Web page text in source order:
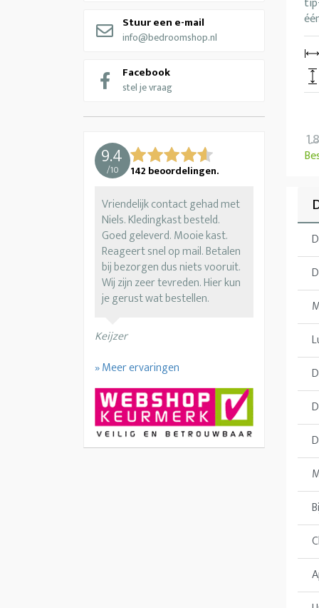
Stuur een e-mail
info@bedroomshop.nl
Facebook
stel je vraag
9.4
/10 142 beoordelingen.
Vriendelijk contact gehad met
Niels. Kledingkast besteld.
Goed geleverd. Mooie kast.
Reageert snel op mail. Betalen
bij bezorgen dus niets vooruit.
Wij zijn zeer tevreden. Hier kun
je gerust wat bestellen.
Keijzer
» Meer ervaringen